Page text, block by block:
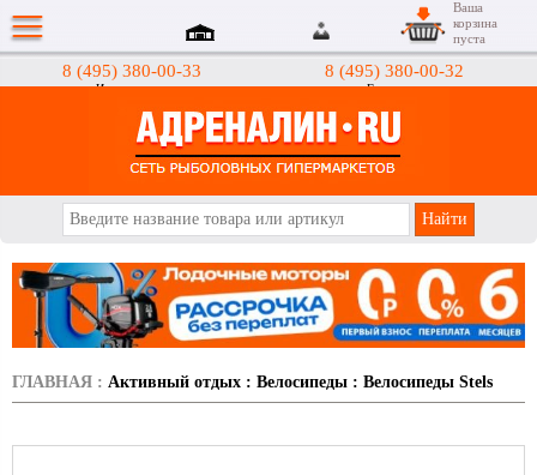
8 (495) 380-00-33
Интернет-магазин
8 (495) 380-00-32
Гипермаркеты
Ваша
корзина
пуста
ГЛАВНАЯ : Активный отдых : Велосипеды : Велосипеды Stels